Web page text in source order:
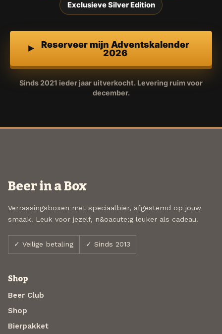
Exclusieve Silver Edition
Reserveer mijn Adventskalender
2026
Sinds 2021 ieder jaar uitverkocht. Levering ruim voor
december.
Beer in a Box
Verrassingsboxen met speciaalbier, afgestemd op jouw
smaak. Leuk voor jezelf, n&oacute;g leuker als cadeau.
✓ Veilige betaling ✓ Sinds 2013
Shop
Beer Club
Shop
Bierpakket